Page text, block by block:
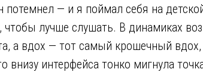
потемнел — и я поймал себя на
чтобы лучше слушать. В динамиках
а вдох — тот самый крошечный
внизу интерфейса тонко мигнула